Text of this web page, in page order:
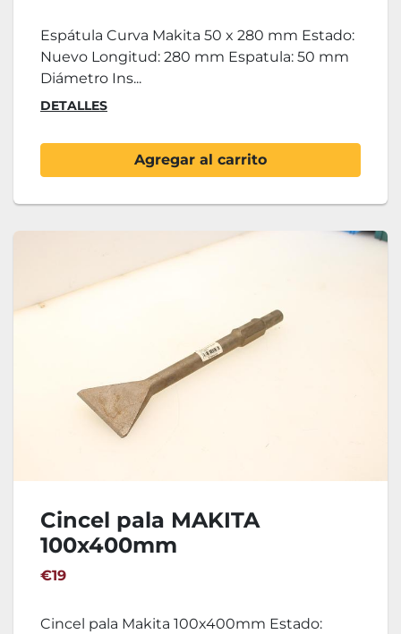
Espátula Curva Makita 50 x 280 mm Estado:
Nuevo Longitud: 280 mm Espatula: 50 mm
Diámetro Ins...
DETALLES
Agregar al carrito
Cincel pala MAKITA
100x400mm
€19
Cincel pala Makita 100x400mm Estado: